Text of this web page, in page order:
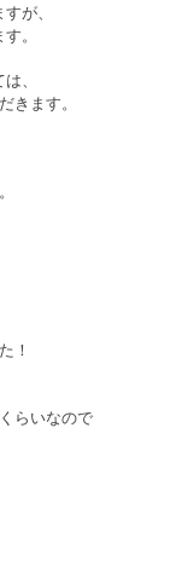
が、
。
、
きます。
！
らいなので